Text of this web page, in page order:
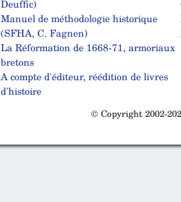
Deuffic)
Manuel de méthodologie historique
(SFHA, C. Fagnen)
La Réformation de 1668-71, armoriaux
bretons
A compte d'éditeur, réédition de livres
d'histoire
© Copyright 2002-